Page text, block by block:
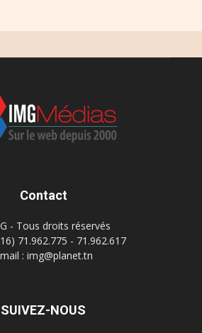
Contact
- Tous droits réservés
71.962.775 - 71.962.617
: img@planet.tn
SUIVEZ-NOUS